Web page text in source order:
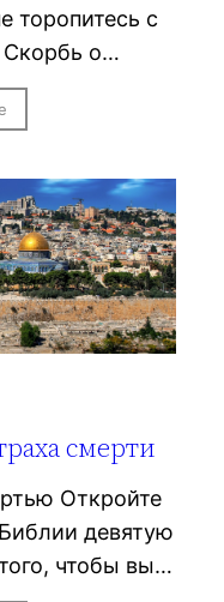
торопитесь с
Скорбь о…
смерти
Откройте
девятую
чтобы вы…